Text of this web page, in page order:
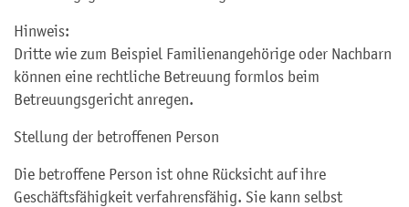
Hinweis:
Dritte wie zum Beispiel Familienangehörige oder Nachbarn
können eine rechtliche Betreuung formlos beim
Betreuungsgericht anregen.
Stellung der betroffenen Person
Die betroffene Person ist ohne Rücksicht auf ihre
Geschäftsfähigkeit verfahrensfähig. Sie kann selbst